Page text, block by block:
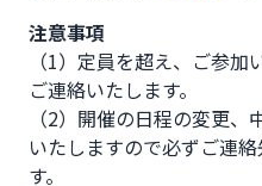
注意事項
（1）定員を超え、ご参
ご連絡いたします。
（2）開催の日程の変更
いたしますので必ずご連
す。